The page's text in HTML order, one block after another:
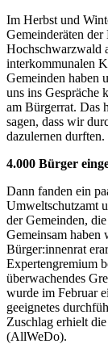
Im Herbst und
Gemeinderäten
Hochschwarzwald
interkommunalen
Gemeinden haben
uns ins Gespräche
am Bürgerrat. Das
sagen, dass wir
dazulernen durften.
4.000 Bürger
Dann fanden ein
Umweltschutzamt
der Gemeinden,
Gemeinsam
Bürger:innenrat
Expertengremium
überwachendes
wurde im Februar
geeignetes
Zuschlag erhielt
(AllWeDo).